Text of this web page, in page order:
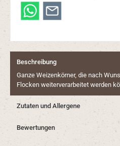
Beschreibung
Ganze Weizenkörner, die nach
Flocken weiterverarbeitet werden
Zutaten und Allergene
Bewertungen